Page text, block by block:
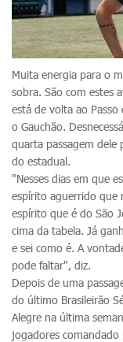
Muita energia para o
sobra. São com estes
está de volta ao
o Gauchão.
quarta passagem dele
do estadual.
"Nesses dias em que
espírito aguerrido que
espírito que é do São
cima da tabela. Já
e sei como é. A
pode faltar", diz.
Depois de uma
do último Brasileirão
Alegre na última
jogadores comandado